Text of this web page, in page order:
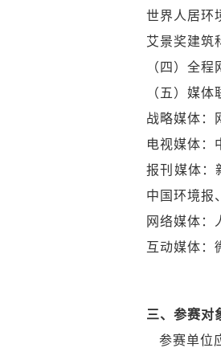
世界人居环
艾景奖建筑
（四）全
（五）媒体
战略媒体：
电视媒体
报刊媒体：
中国环境报
网络媒体：
互动媒体：
三、参赛对
参赛单位